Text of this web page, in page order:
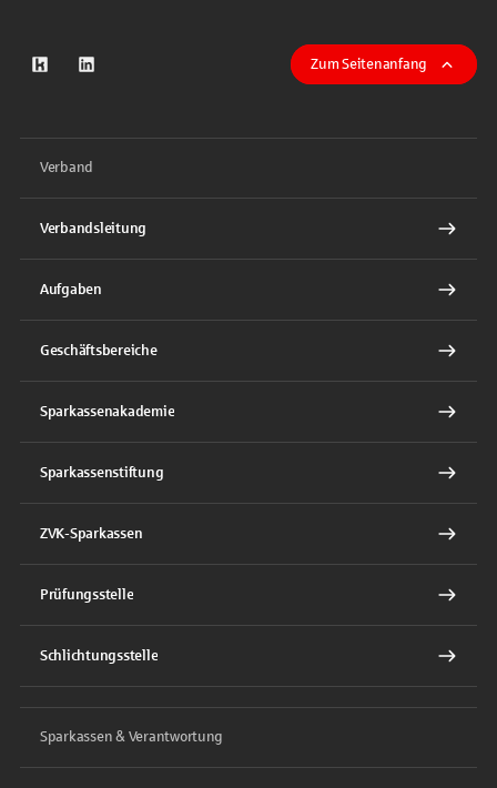
zum Kununu-Profil
zum LinkeIn-Profil
Zum Seitenanfang
Verband
Verbandsleitung
Aufgaben
Geschäftsbereiche
Sparkassenakademie
Sparkassenstiftung
ZVK-Sparkassen
Prüfungsstelle
Schlichtungsstelle
Sparkassen & Verantwortung